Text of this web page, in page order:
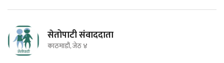
सेतोपाटी संवाददाता
काठमाडौं, जेठ ४